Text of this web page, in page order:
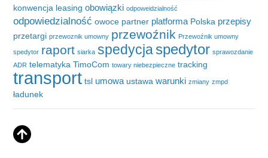
konwencja leasing obowiązki odpoweidzialność
odpowiedzialność owoce partner platforma Polska przepisy
przetargi przewoznik umowny przewoźnik Przewoźnik umowny
spedytor raport siarka spedycjaspedytor sprawozdanie
ADR telematyka TimoCom towary niebezpieczne tracking
transport tsl umowa ustawa warunki zmiany zmpd
ładunek